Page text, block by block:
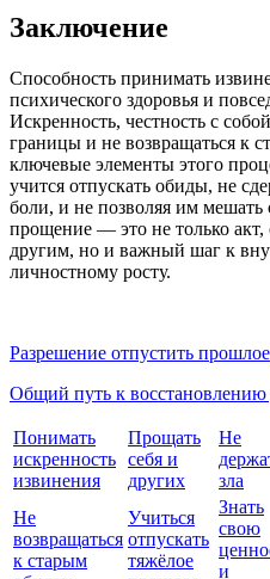
Заключение
Способность принимать
психического здоровья и
Искренность, честность с
границы и не возвращаться к
ключевые элементы этого
учится отпускать обиды, не
боли, и не позволяя им
прощение — это не только
другим, но и важный шаг к
личностному росту.
Разрешение отпустить прошлое
Общий путь к восстановлению
Понимать
искренность
извинения
Прощать
себя и
других
Не
зла
Не
возвращаться
к старым
Учиться
отпускать
тяжёлое
Знать
свою
и